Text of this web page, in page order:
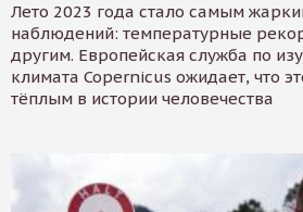
Лето 2023 года стало самым
наблюдений: температурные
другим. Европейская служба по
климата Copernicus ожидает, что
тёплым в истории человечества